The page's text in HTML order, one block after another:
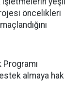
öncelikleri
Programı
almaya hak